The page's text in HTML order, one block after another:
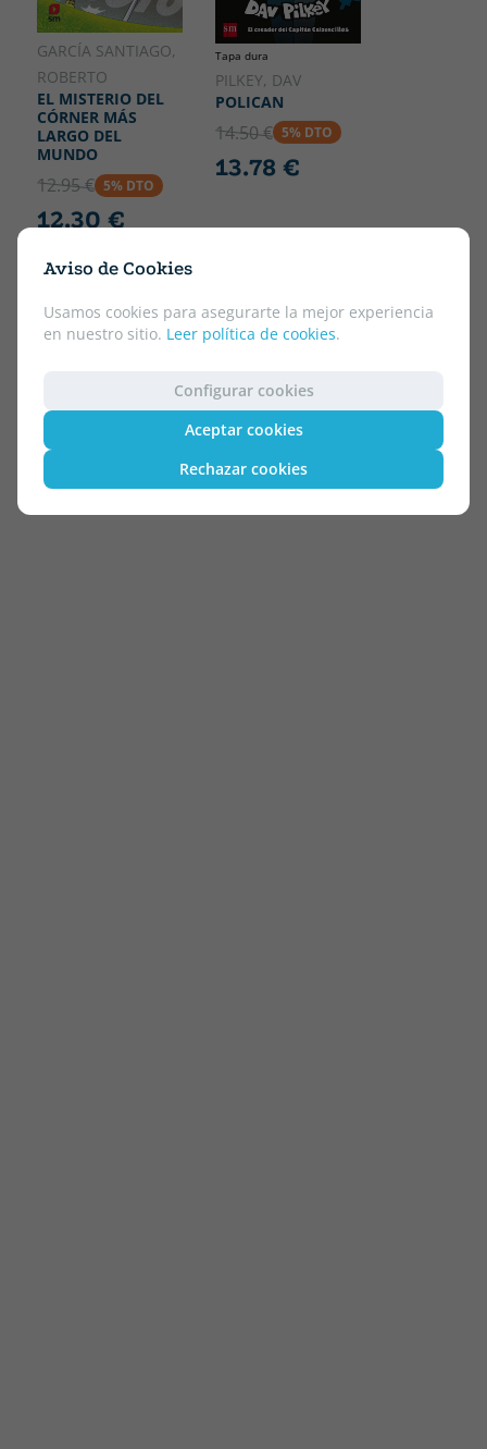
Aviso de Cookies
Usamos cookies para asegurarte la mejor experiencia
en nuestro sitio. Leer política de cookies.
Configurar cookies
Aceptar cookies
Rechazar cookies
GARCÍA SANTIAGO,
ROBERTO
EL MISTERIO DEL
CÓRNER MÁS
LARGO DEL
MUNDO
12.95 € 5% DTO
12.30 €
Tapa dura
PILKEY, DAV
POLICAN
14.50 € 5% DTO
13.78 €